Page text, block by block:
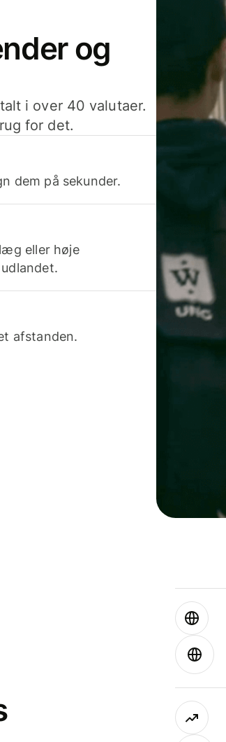
og
i over 40 valutaer.
for det.
dem på sekunder.
eller høje
afstanden.